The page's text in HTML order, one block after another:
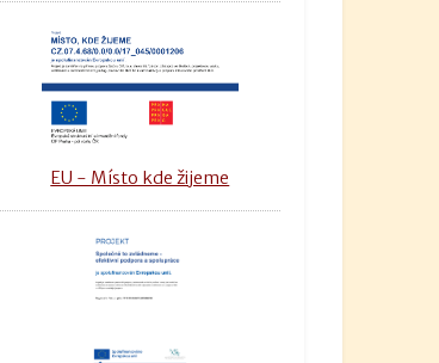
EU - Místo kde žijeme